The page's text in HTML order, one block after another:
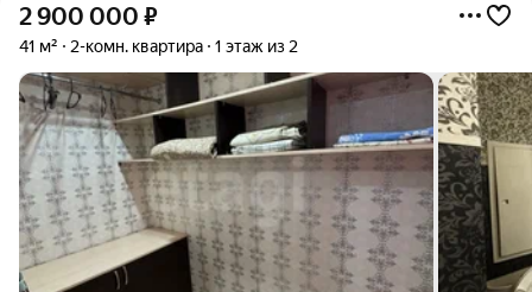
2 900 000 ₽
41 м² 2-комн. квартира 1 этаж из 2